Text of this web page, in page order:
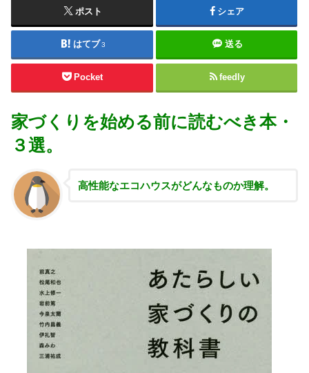
ポスト シェア
はてブ3 送る
Pocket feedly
家づくりを始める前に読むべき本・
３選。
高性能なエコハウスがどんなものか理解。